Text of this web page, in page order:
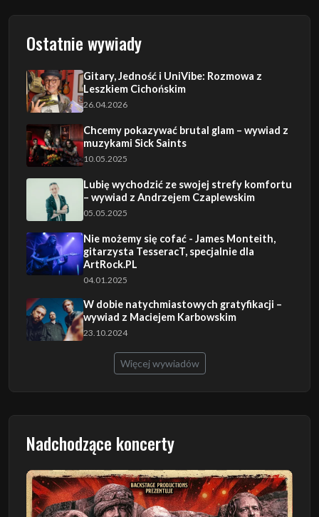
Ostatnie wywiady
Gitary, Jedność i UniVibe: Rozmowa z
Leszkiem Cichońskim
26.04.2026
Chcemy pokazywać brutal glam – wywiad z
muzykami Sick Saints
10.05.2025
Lubię wychodzić ze swojej strefy komfortu
– wywiad z Andrzejem Czaplewskim
05.05.2025
Nie możemy się cofać - James Monteith,
gitarzysta TesseracT, specjalnie dla
ArtRock.PL
04.01.2025
W dobie natychmiastowych gratyfikacji –
wywiad z Maciejem Karbowskim
23.10.2024
Więcej wywiadów
Nadchodzące koncerty